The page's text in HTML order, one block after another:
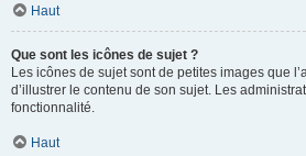
Haut
Que sont les icônes de sujet ?
Les icônes de sujet sont de petites images que
d’illustrer le contenu de son sujet. Les
fonctionnalité.
Haut